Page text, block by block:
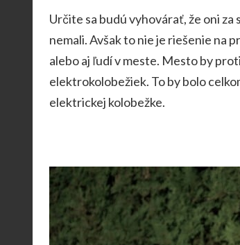
Určite sa budú vyhovárať, že oni
nemali.Avšak to nie je riešenie na
alebo aj ľudí v meste. Mesto by
elektrokolobežiek. To by bolo
elektrickej kolobežke.